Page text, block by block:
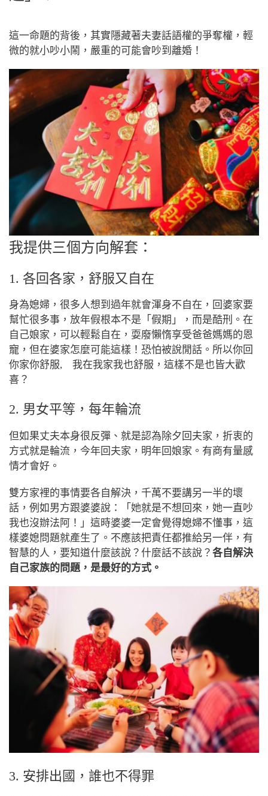
這一命題的背後，其實隱藏著夫妻話語權的爭奪權，輕
微的就小吵小鬧，嚴重的可能會吵到離婚！
我提供三個方向解套：
1. 各回各家，舒服又自在
身為媳婦，很多人想到過年就會渾身不自在，回婆家要
幫忙很多事，放年假根本不是「假期」，而是酷刑。在
自己娘家，可以輕鬆自在，耍廢懶惰享受爸爸媽媽的恩
寵，但在婆家怎麼可能這樣！恐怕被說閒話。所以你回
你家你舒服, 我在我家我也舒服，這樣不是也皆大歡
喜？
2. 男女平等，每年輪流
但如果丈夫本身很反彈、就是認為除夕回夫家，折衷的
方式就是輪流，今年回夫家，明年回娘家。有商有量感
情才會好。
雙方家裡的事情要各自解決，千萬不要講另一半的壞
話，例如男方跟婆婆說：「她就是不想回來，她一直吵
我也沒辦法阿！」這時婆婆一定會覺得媳婦不懂事，這
樣婆媳問題就產生了。不應該把責任都推給另一伴，有
智慧的人，要知道什麼該說？什麼話不該說？ 各自解決
自己家族的問題，是最好的方式。
3. 安排出國 ， 誰也不得罪